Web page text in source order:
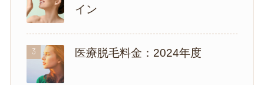
イン
3 医療脱毛料金：2024年度